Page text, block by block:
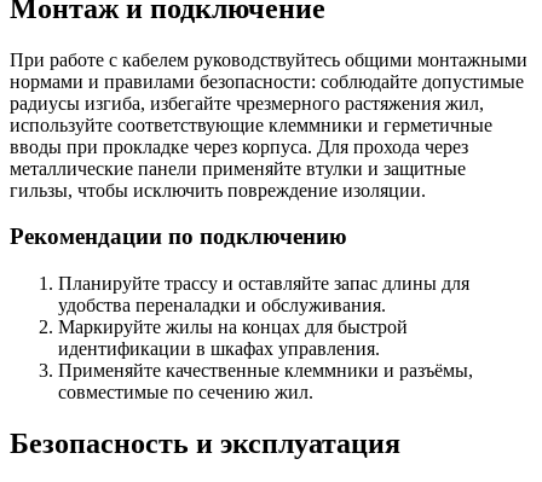
Монтаж и подключение
При работе с кабелем руководствуйтесь общими монтажными
нормами и правилами безопасности: соблюдайте допустимые
радиусы изгиба, избегайте чрезмерного растяжения жил,
используйте соответствующие клеммники и герметичные
вводы при прокладке через корпуса. Для прохода через
металлические панели применяйте втулки и защитные
гильзы, чтобы исключить повреждение изоляции.
Рекомендации по подключению
Планируйте трассу и оставляйте запас длины для
удобства переналадки и обслуживания.
Маркируйте жилы на концах для быстрой
идентификации в шкафах управления.
Применяйте качественные клеммники и разъёмы,
совместимые по сечению жил.
Безопасность и эксплуатация